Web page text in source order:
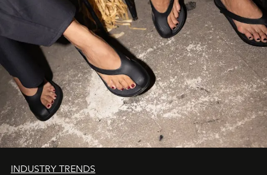
INDUSTRY TRENDS